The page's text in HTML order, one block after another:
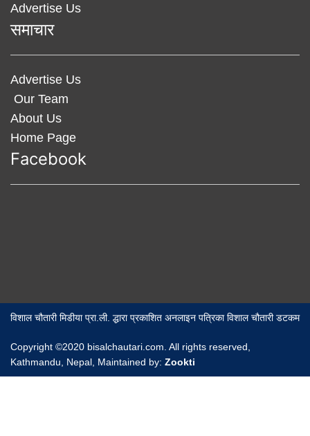
Advertise Us
समाचार
Advertise Us
Our Team
About Us
Home Page
Facebook
विशाल चौतारी मिडीया प्रा.ली. द्धारा प्रकाशित अनलाइन पत्रिका विशाल चौतारी डटकम
Copyright ©2020 bisalchautari.com. All rights reserved,
Kathmandu, Nepal, Maintained by: Zookti